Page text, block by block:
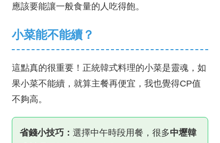
應該要能讓一般食量的人吃得飽。
小菜能不能續？
這點真的很重要！正統韓式料理的小菜是靈魂，如
果小菜不能續，就算主餐再便宜，我也覺得CP值
不夠高。
省錢小技巧： 選擇中午時段用餐，很多中壢韓